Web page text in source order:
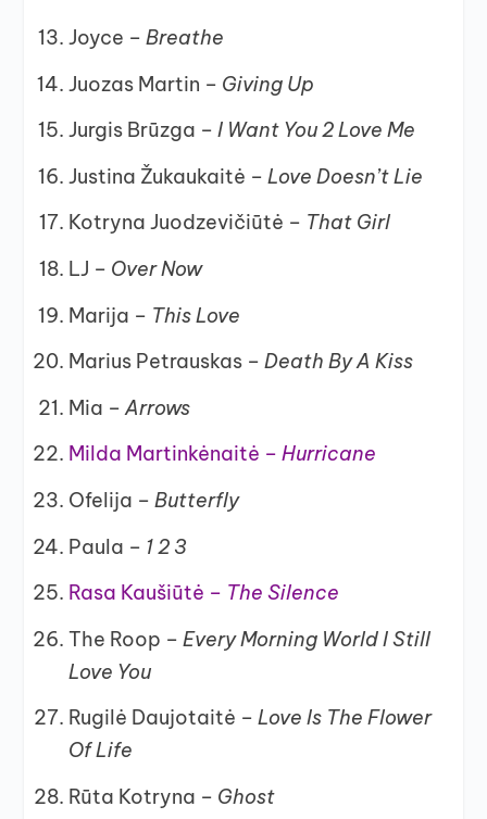
Joyce – Breathe
Juozas Martin – Giving Up
Jurgis Brūzga – I Want You 2 Love Me
Justina Žukaukaitė – Love Doesn’t Lie
Kotryna Juodzevičiūtė – That Girl
LJ – Over Now
Marija – This Love
Marius Petrauskas – Death By A Kiss
Mia –Arrows
Milda Martinkėnaitė – Hurricane
Ofelija – Butterfly
Paula – 1 2 3
Rasa Kaušiūtė – The Silence
The Roop – Every Morning World I Still
Love You
Rugilė Daujotaitė – Love Is The Flower
Of Life
Rūta Kotryna – Ghost